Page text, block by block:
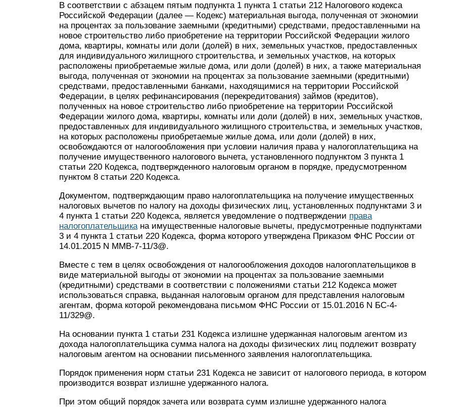
В соответствии с абзацем пятым подпункта 1 пункта 1 статьи 212 Налогового кодекса
Российской Федерации (далее — Кодекс) материальная выгода, полученная от экономии
на процентах за пользование заемными (кредитными) средствами, предоставленными на
новое строительство либо приобретение на территории Российской Федерации жилого
дома, квартиры, комнаты или доли (долей) в них, земельных участков, предоставленных
для индивидуального жилищного строительства, и земельных участков, на которых
расположены приобретаемые жилые дома, или доли (долей) в них, а также материальная
выгода, полученная от экономии на процентах за пользование заемными (кредитными)
средствами, предоставленными банками, находящимися на территории Российской
Федерации, в целях рефинансирования (перекредитования) займов (кредитов),
полученных на новое строительство либо приобретение на территории Российской
Федерации жилого дома, квартиры, комнаты или доли (долей) в них, земельных участков,
предоставленных для индивидуального жилищного строительства, и земельных участков,
на которых расположены приобретаемые жилые дома, или доли (долей) в них,
освобождаются от налогообложения при условии наличия права у налогоплательщика на
получение имущественного налогового вычета, установленного подпунктом 3 пункта 1
статьи 220 Кодекса, подтвержденного налоговым органом в порядке, предусмотренном
пунктом 8 статьи 220 Кодекса.
Документом, подтверждающим право налогоплательщика на получение имущественных
налоговых вычетов по налогу на доходы физических лиц, установленных подпунктами 3 и
4 пункта 1 статьи 220 Кодекса, является уведомление о подтверждении права
налогоплательщикана имущественные налоговые вычеты, предусмотренные подпунктами
3 и 4 пункта 1 статьи 220 Кодекса, форма которого утверждена Приказом ФНС России от
14.01.2015 N ММВ-7-11/3@.
Вместе с тем в целях освобождения от налогообложения доходов налогоплательщиков в
виде материальной выгоды от экономии на процентах за пользование заемными
(кредитными) средствами в соответствии с положениями статьи 212 Кодекса может
использоваться справка, выданная налоговым органом для представления налоговым
агентам, форма которой рекомендована письмом ФНС России от 15.01.2016 N БС-4-
11/329@.
На основании пункта 1 статьи 231 Кодекса излишне удержанная налоговым агентом из
дохода налогоплательщика сумма налога на доходы физических лиц подлежит возврату
налоговым агентом на основании письменного заявления налогоплательщика.
Порядок применения норм статьи 231 Кодекса не зависит от налогового периода, в котором
производится возврат излишне удержанного налога.
При этом общий порядок зачета или возврата сумм излишне удержанного налога